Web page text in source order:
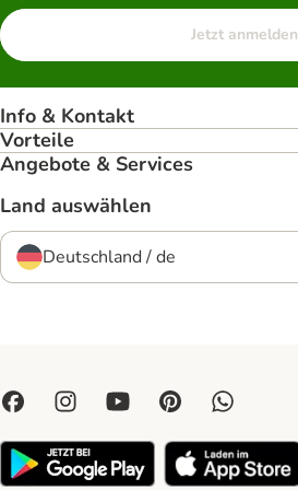
Jetzt anmelden
Info & Kontakt
Vorteile
Angebote & Services
Land auswählen
Deutschland / de